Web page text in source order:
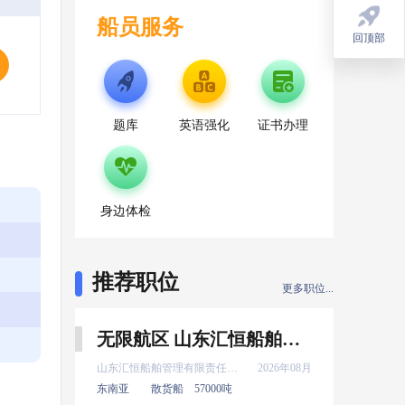
船员服务
题库 英语强化 证书办理
身边体检
推荐职位 更多职位...
无限航区 山东汇恒船舶管理有限责任公司 新证 三管轮 8月上船
山东汇恒船舶管理有限责任公司
2026年08月
东南亚
散货船 57000吨
回顶部
回顶部